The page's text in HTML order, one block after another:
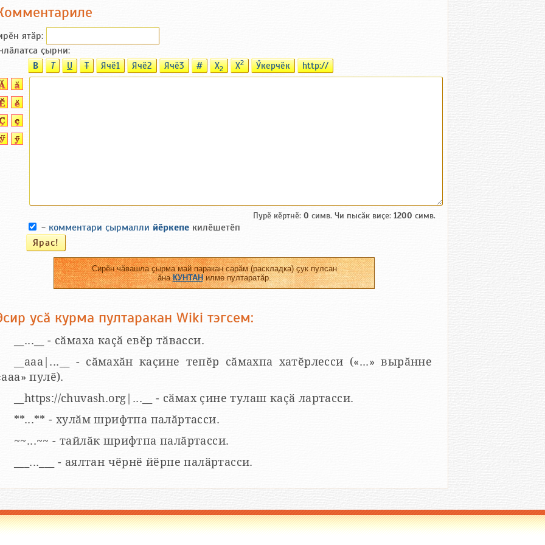
ятӑp:
ҫырни:
B T U T Ячӗ1 Ячӗ2 Ячӗ3 # X2 X2 Ӳкерчӗк http://
Пурӗ кӗртнӗ: 0 симв. Чи пысӑк виҫе: 1200 симв.
- комментари ҫырмалли йӗркепе килӗшетӗп
Сирӗн чӑвашла ҫырма май паракан сарӑм (раскладка) ҫук пулсан
ӑнаКУНТАНилме пултаратӑр.
усӑ курма пултаракан Wiki тэгсем:
__...__ - сӑмаха каҫӑ евӗр тӑвасси.
__aaa|...__ - сӑмахӑн каҫине тепӗр сӑмахпа хатӗрлесси («...» вырӑнне
пулӗ).
__https://chuvash.org|...__ - сӑмах ҫине тулаш каҫӑ лартасси.
**...** - хулӑм шрифтпа палӑртасси.
~~...~~ - тайлӑк шрифтпа палӑртасси.
___...___ - аялтан чӗрнӗ йӗрпе палӑртасси.